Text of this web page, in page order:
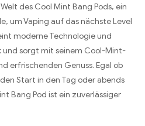
des Cool Mint Bang Pods, ein
um Vaping auf das nächste Level
moderne Technologie und
und sorgt mit seinem Cool-Mint-
erfrischenden Genuss. Egal ob
Start in den Tag oder abends
Bang Pod ist ein zuverlässiger